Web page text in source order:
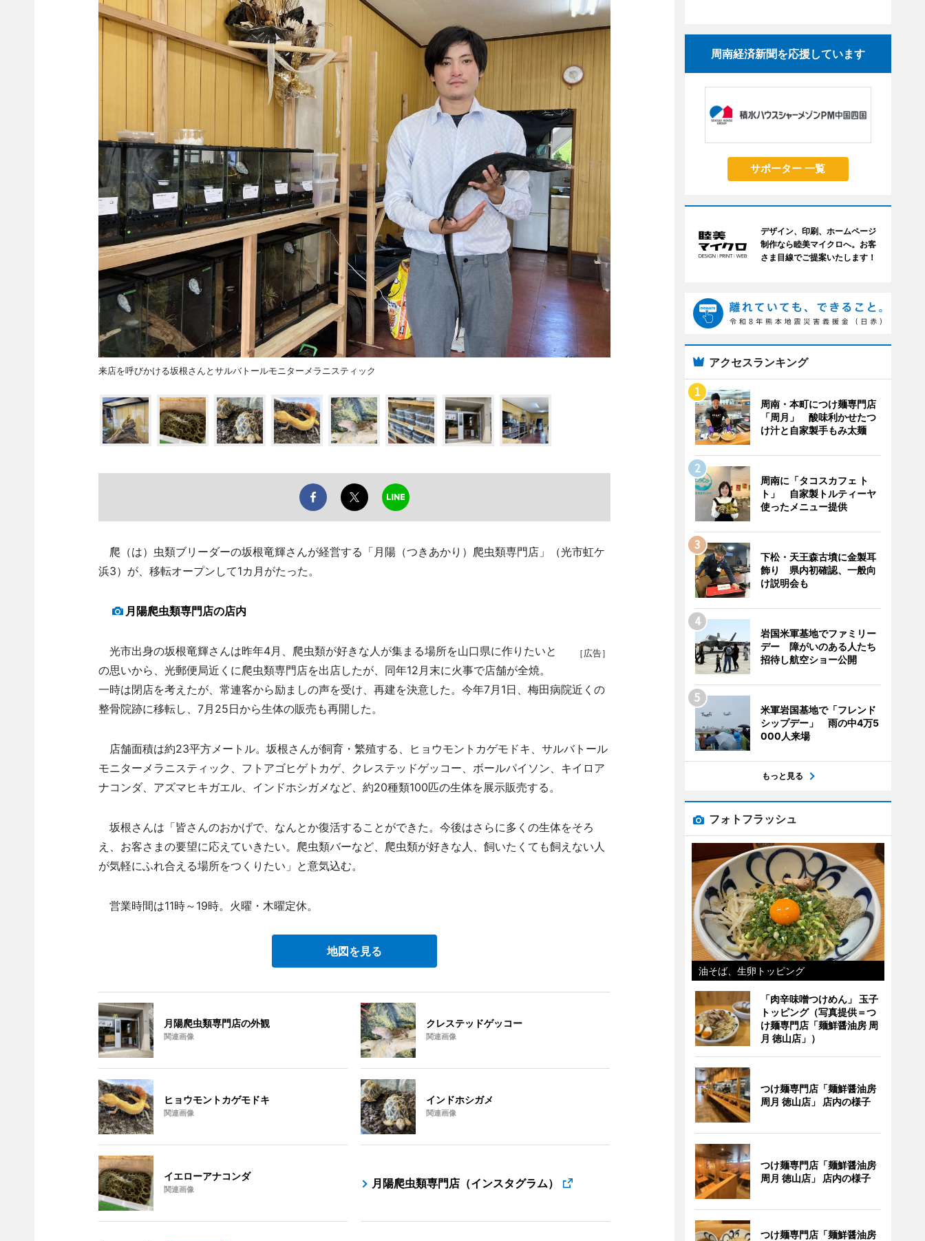
来店を呼びかける坂根さんとサルバトールモニターメラニスティック
爬（は）虫類ブリーダーの坂根竜輝さんが経営する「月陽（つきあかり）爬虫類専門店」（光市虹ケ
浜3）が、移転オープンして1カ月がたった。
月陽爬虫類専門店の店内
［広告］
光市出身の坂根竜輝さんは昨年4月、爬虫類が好きな人が集まる場所を山口県に作りたいと
の思いから、光郵便局近くに爬虫類専門店を出店したが、同年12月末に火事で店舗が全焼。
一時は閉店を考えたが、常連客から励ましの声を受け、再建を決意した。今年7月1日、梅田病院近くの
整骨院跡に移転し、7月25日から生体の販売も再開した。
店舗面積は約23平方メートル。坂根さんが飼育・繁殖する、ヒョウモントカゲモドキ、サルバトール
モニターメラニスティック、フトアゴヒゲトカゲ、クレステッドゲッコー、ボールパイソン、キイロア
ナコンダ、アズマヒキガエル、インドホシガメなど、約20種類100匹の生体を展示販売する。
坂根さんは「皆さんのおかげで、なんとか復活することができた。今後はさらに多くの生体をそろ
え、お客さまの要望に応えていきたい。爬虫類バーなど、爬虫類が好きな人、飼いたくても飼えない人
が気軽にふれ合える場所をつくりたい」と意気込む。
営業時間は11時～19時。火曜・木曜定休。
地図を見る
月陽爬虫類専門店の外観
関連画像
クレステッドゲッコー
関連画像
ヒョウモントカゲモドキ
関連画像
インドホシガメ
関連画像
イエローアナコンダ
関連画像 月陽爬虫類専門店（インスタグラム）
周南経済新聞を応援しています
サポーター 一覧
デザイン、印刷、ホームページ
制作なら睦美マイクロへ。お客
さま目線でご提案いたします！
アクセスランキング
周南・本町につけ麺専門店
「周月」 酸味利かせたつ
け汁と自家製手もみ太麺
周南に「タコスカフェ ト
ト」 自家製トルティーヤ
使ったメニュー提供
下松・天王森古墳に金製耳
飾り 県内初確認、一般向
け説明会も
岩国米軍基地でファミリー
デー 障がいのある人たち
招待し航空ショー公開
米軍岩国基地で「フレンド
シップデー」 雨の中4万5
000人来場
もっと見る
フォトフラッシュ
油そば、生卵トッピング
「肉辛味噌つけめん」 玉子
トッピング（写真提供＝つ
け麺専門店「麺鮮醤油房 周
月 徳山店」）
つけ麺専門店「麺鮮醤油房
周月 徳山店」 店内の様子
つけ麺専門店「麺鮮醤油房
周月 徳山店」 店内の様子
つけ麺専門店「麺鮮醤油房